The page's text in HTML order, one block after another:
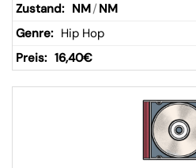
NM/ NM
Hip Hop
16,40€